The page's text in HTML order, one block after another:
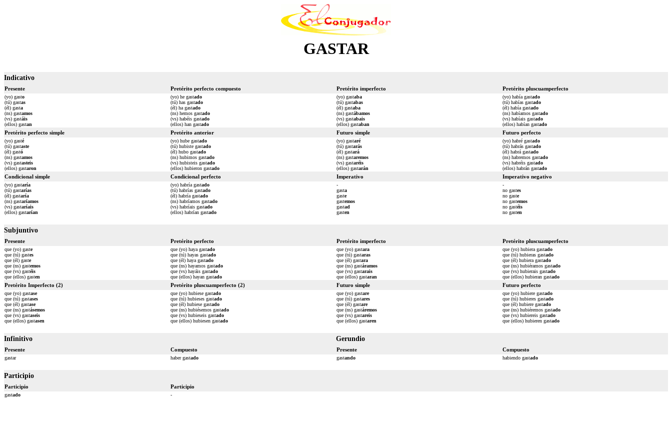
GASTAR
Indicativo
Presente Pretérito perfecto compuesto Pretérito imperfecto Pretérito pluscuamperfecto
(yo) gasto
(tú) gastas
(él) gasta
(ns) gastamos
(vs) gastáis
(ellos) gastan
(yo) he gastado
(tú) has gastado
(él) ha gastado
(ns) hemos gastado
(vs) habéis gastado
(ellos) han gastado
(yo) gastaba
(tú) gastabas
(él) gastaba
(ns) gastábamos
(vs) gastabais
(ellos) gastaban
(yo) había gastado
(tú) habías gastado
(él) había gastado
(ns) habíamos gastado
(vs) habíais gastado
(ellos) habían gastado
Pretérito perfecto simple Pretérito anterior Futuro simple Futuro perfecto
(yo) gasté
(tú) gastaste
(él) gastó
(ns) gastamos
(vs) gastasteis
(ellos) gastaron
(yo) hube gastado
(tú) hubiste gastado
(él) hubo gastado
(ns) hubimos gastado
(vs) hubisteis gastado
(ellos) hubieron gastado
(yo) gastaré
(tú) gastarás
(él) gastará
(ns) gastaremos
(vs) gastaréis
(ellos) gastarán
(yo) habré gastado
(tú) habrás gastado
(él) habrá gastado
(ns) habremos gastado
(vs) habréis gastado
(ellos) habrán gastado
Condicional simple Condicional perfecto Imperativo Imperativo negativo
(yo) gastaría
(tú) gastarías
(él) gastaría
(ns) gastaríamos
(vs) gastaríais
(ellos) gastarían
(yo) habría gastado
(tú) habrías gastado
(él) habría gastado
(ns) habríamos gastado
(vs) habríais gastado
(ellos) habrían gastado
-
gasta
gaste
gastemos
gastad
gasten
-
no gastes
no gaste
no gastemos
no gastéis
no gasten
Subjuntivo
Presente Pretérito perfecto Pretérito imperfecto Pretérito pluscuamperfecto
que (yo) gaste
que (tú) gastes
que (él) gaste
que (ns) gastemos
que (vs) gastéis
que (ellos) gasten
que (yo) haya gastado
que (tú) hayas gastado
que (él) haya gastado
que (ns) hayamos gastado
que (vs) hayáis gastado
que (ellos) hayan gastado
que (yo) gastara
que (tú) gastaras
que (él) gastara
que (ns) gastáramos
que (vs) gastarais
que (ellos) gastaran
que (yo) hubiera gastado
que (tú) hubieras gastado
que (él) hubiera gastado
que (ns) hubiéramos gastado
que (vs) hubierais gastado
que (ellos) hubieran gastado
Pretérito Imperfecto (2) Pretérito pluscuamperfecto (2) Futuro simple Futuro perfecto
que (yo) gastase
que (tú) gastases
que (él) gastase
que (ns) gastásemos
que (vs) gastaseis
que (ellos) gastasen
que (yo) hubiese gastado
que (tú) hubieses gastado
que (él) hubiese gastado
que (ns) hubiésemos gastado
que (vs) hubieseis gastado
que (ellos) hubiesen gastado
que (yo) gastare
que (tú) gastares
que (él) gastare
que (ns) gastáremos
que (vs) gastareis
que (ellos) gastaren
que (yo) hubiere gastado
que (tú) hubieres gastado
que (él) hubiere gastado
que (ns) hubiéremos gastado
que (vs) hubiereis gastado
que (ellos) hubieren gastado
Infinitivo Gerundio
Presente Compuesto Presente Compuesto
gastar haber gastado gastando habiendo gastado
Participio
Participio Participio
gastado -